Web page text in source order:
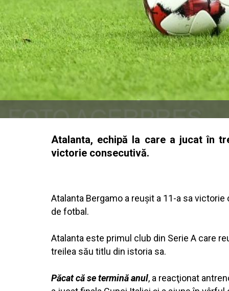
Atalanta, echipă la care a jucat în
victorie consecutivă.
Atalanta Bergamo a reuşit a 11-a sa
de fotbal.
Atalanta este primul club din Serie A care
treilea său titlu din istoria sa.
Păcat că se termină anul, a reacţionat